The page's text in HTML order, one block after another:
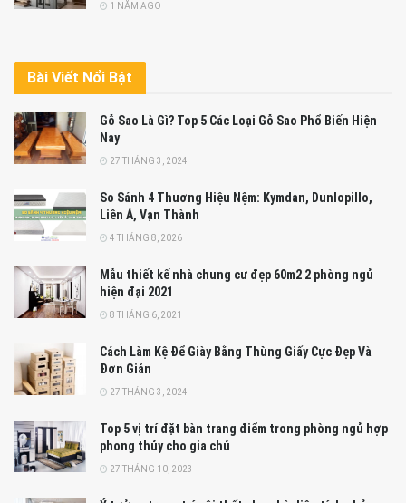
1 NĂM AGO
Bài Viết Nổi Bật
Gỗ Sao Là Gì? Top 5 Các Loại Gỗ Sao Phổ Biến Hiện
Nay
27 THÁNG 3, 2024
So Sánh 4 Thương Hiệu Nệm: Kymdan, Dunlopillo,
Liên Á, Vạn Thành
4 THÁNG 8, 2026
Mẫu thiết kế nhà chung cư đẹp 60m2 2 phòng ngủ
hiện đại 2021
8 THÁNG 6, 2021
Cách Làm Kệ Để Giày Bằng Thùng Giấy Cực Đẹp Và
Đơn Giản
27 THÁNG 3, 2024
Top 5 vị trí đặt bàn trang điểm trong phòng ngủ hợp
phong thủy cho gia chủ
27 THÁNG 10, 2023